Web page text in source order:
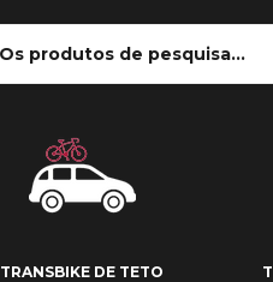
TRANSBIKE DE TETO
TRANSBIKE DE TETO